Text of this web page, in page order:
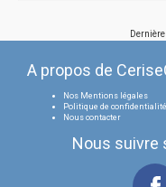
A propos de
Nos Mentions légales
Politique de confidentialité
Nous contacter
Nous suivre